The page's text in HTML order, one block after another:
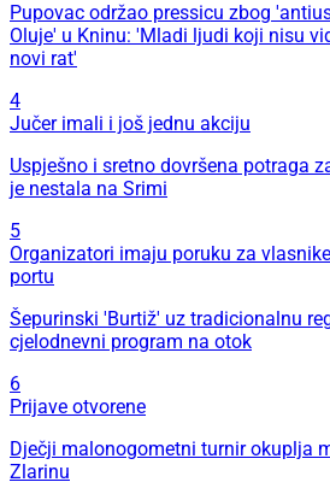
Pupovac održao pressicu zbog
Oluje' u Kninu: 'Mladi ljudi koji nisu
novi rat'
4
Jučer imali i još jednu akciju
Uspješno i sretno dovršena potraga
je nestala na Srimi
5
Organizatori imaju poruku za
portu
Šepurinski 'Burtiž' uz tradicionalnu
cjelodnevni program na otok
6
Prijave otvorene
Dječji malonogometni turnir okuplja
Zlarinu